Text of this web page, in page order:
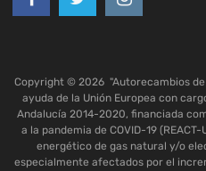
Copyright © 2026 "Autorecambios
ayuda de la Unión Europea con
Andalucía 2014-2020, financiada
a la pandemia de COVID-19
energético de gas natural y/o
especialmente afectados por el